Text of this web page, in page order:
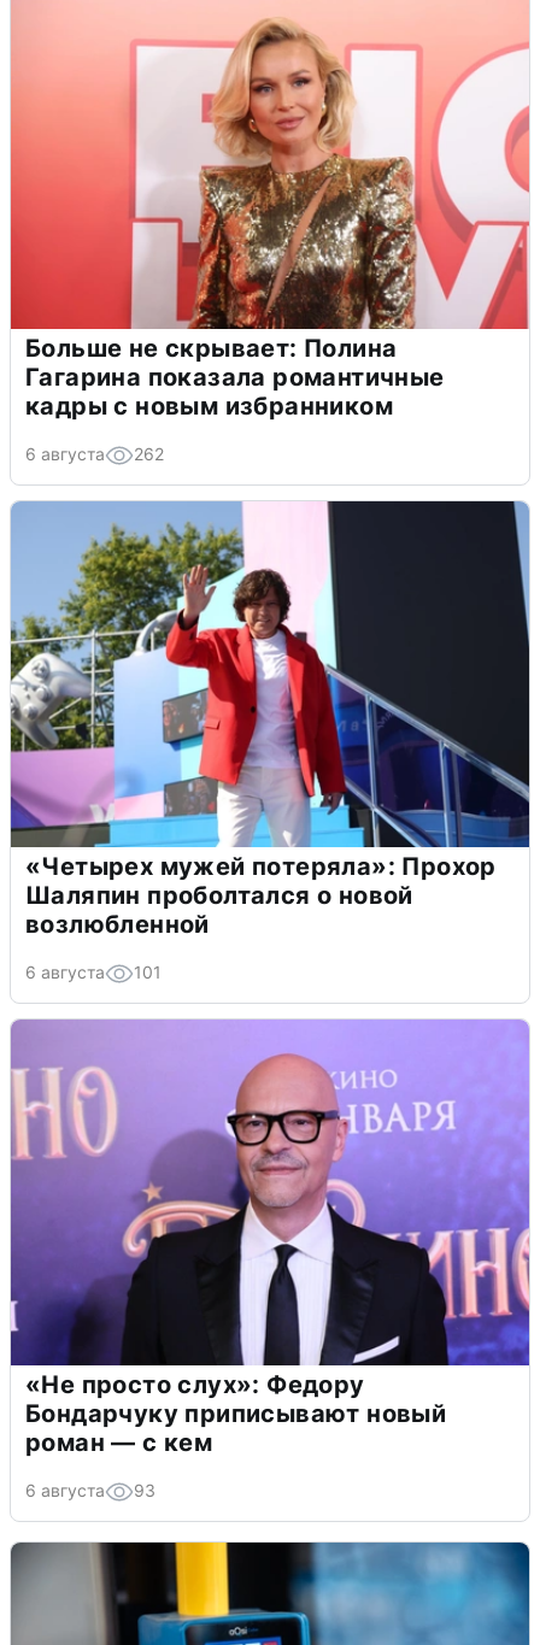
Больше не скрывает: Полина
Гагарина показала романтичные
кадры с новым избранником
6 августа 262
«Четырех мужей потеряла»: Прохор
Шаляпин проболтался о новой
возлюбленной
6 августа 101
«Не просто слух»: Федору
Бондарчуку приписывают новый
роман — с кем
6 августа 93